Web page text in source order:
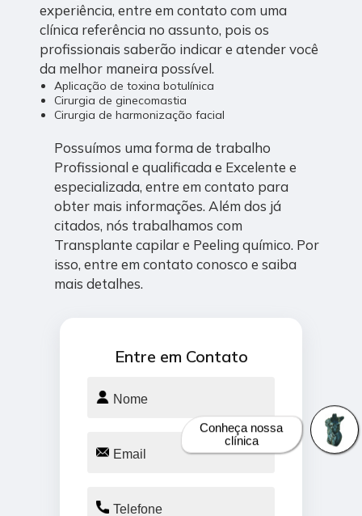
experiência, entre em contato com uma
clínica referência no assunto, pois os
profissionais saberão indicar e atender você
da melhor maneira possível.
Aplicação de toxina botulínica
Cirurgia de ginecomastia
Cirurgia de harmonização facial
Possuímos uma forma de trabalho
Profissional e qualificada e Excelente e
especializada, entre em contato para
obter mais informações. Além dos já
citados, nós trabalhamos com
Transplante capilar e Peeling químico. Por
isso, entre em contato conosco e saiba
mais detalhes.
Entre em Contato
Conheça nossa
clínica